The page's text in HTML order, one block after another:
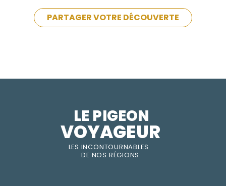
PARTAGER VOTRE DÉCOUVERTE
LES INCONTOURNABLES
DE NOS RÉGIONS
LE PIGEON
VOYAGEUR